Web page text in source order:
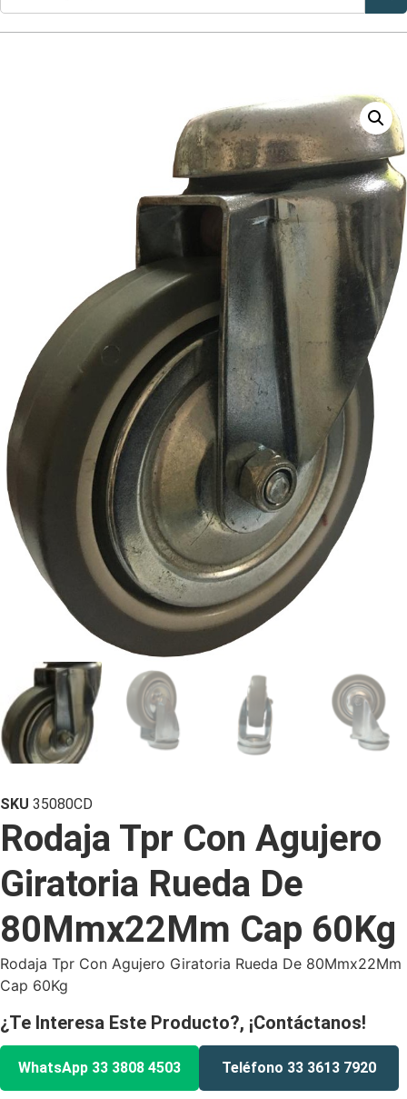
SKU 35080CD
Rodaja Tpr Con Agujero
Giratoria Rueda De
80Mmx22Mm Cap 60Kg
Rodaja Tpr Con Agujero Giratoria Rueda De 80Mmx22Mm
Cap 60Kg
¿Te Interesa Este Producto?, ¡Contáctanos!
WhatsApp 33 3808 4503 Teléfono 33 3613 7920